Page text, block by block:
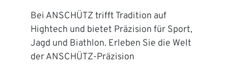
Bei ANSCHÜTZ trifft Tradition auf
Hightech und bietet Präzision für Sport,
Jagd und Biathlon. Erleben Sie die Welt
der ANSCHÜTZ-Präzision